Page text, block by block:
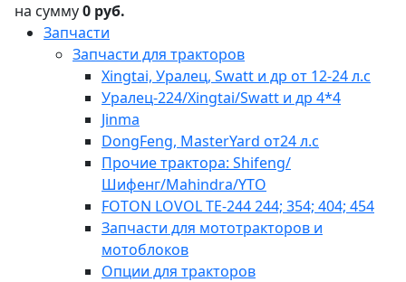
на сумму0 руб.
Запчасти
Запчасти для тракторов
Xingtai, Уралец, Swatt и др от 12-24 л.с
Уралец-224/Xingtai/Swatt и др 4*4
Jinma
DongFeng, MasterYard от24 л.с
Прочие трактора: Shifeng/
Шифенг/Mahindra/YTO
FOTON LOVOL TE-244 244; 354; 404; 454
Запчасти для мототракторов и
мотоблоков
Опции для тракторов